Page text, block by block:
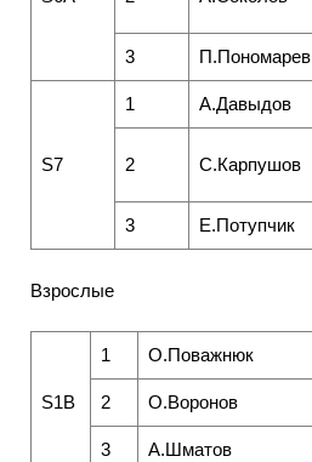
3 П.Пономарев
S7
1 А.Давыдов
2 С.Карпушов
3 Е.Потупчик
Взрослые
S1B
1 О.Поважнюк
2 О.Воронов
3 А.Шматов